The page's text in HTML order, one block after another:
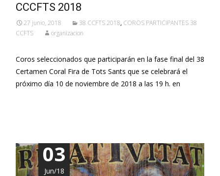
CCCFTS 2018
27 junio, 2018 38 CCFTS 2018, COROS PARTICIPANTES 38
CCFTS
organizacion
Coros seleccionados que participarán en la fase final del 38
Certamen Coral Fira de Tots Sants que se celebrará el
próximo día 10 de noviembre de 2018 a las 19 h. en
03
Jun/18